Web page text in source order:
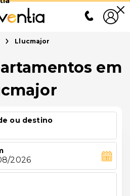
Llucmajor
em
ou destino
2026